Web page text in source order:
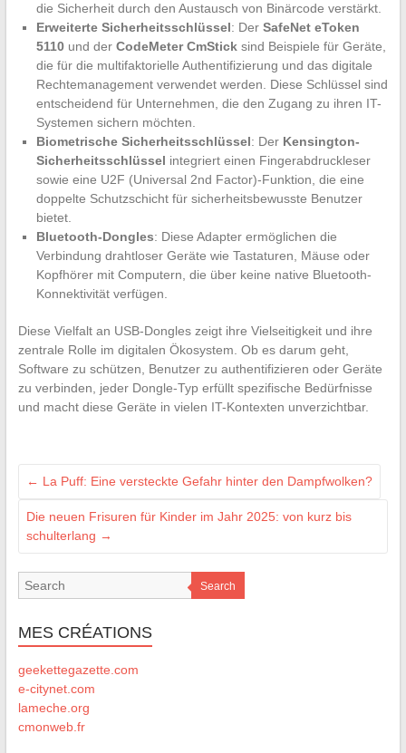
die Sicherheit durch den Austausch von Binärcode verstärkt.
Erweiterte Sicherheitsschlüssel: Der SafeNet eToken
5110und der CodeMeter CmSticksind Beispiele für Geräte,
die für die multifaktorielle Authentifizierung und das digitale
Rechtemanagement verwendet werden. Diese Schlüssel sind
entscheidend für Unternehmen, die den Zugang zu ihren IT-
Systemen sichern möchten.
Biometrische Sicherheitsschlüssel: Der Kensington-
Sicherheitsschlüssel integriert einen Fingerabdruckleser
sowie eine U2F (Universal 2nd Factor)-Funktion, die eine
doppelte Schutzschicht für sicherheitsbewusste Benutzer
bietet.
Bluetooth-Dongles: Diese Adapter ermöglichen die
Verbindung drahtloser Geräte wie Tastaturen, Mäuse oder
Kopfhörer mit Computern, die über keine native Bluetooth-
Konnektivität verfügen.
Diese Vielfalt an USB-Dongles zeigt ihre Vielseitigkeit und ihre
zentrale Rolle im digitalen Ökosystem. Ob es darum geht,
Software zu schützen, Benutzer zu authentifizieren oder Geräte
zu verbinden, jeder Dongle-Typ erfüllt spezifische Bedürfnisse
und macht diese Geräte in vielen IT-Kontexten unverzichtbar.
← La Puff: Eine versteckte Gefahr hinter den Dampfwolken?
Die neuen Frisuren für Kinder im Jahr 2025: von kurz bis
schulterlang →
Search
MES CRÉATIONS
geekettegazette.com
e-citynet.com
lameche.org
cmonweb.fr